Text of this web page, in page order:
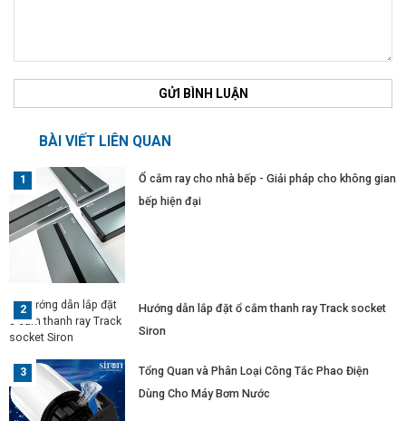
GỬI BÌNH LUẬN
BÀI VIẾT LIÊN QUAN
Ổ cắm ray cho nhà bếp - Giải pháp cho không gian
bếp hiện đại
Hướng dẫn lắp đặt ổ cắm thanh ray Track socket
Siron
Tổng Quan và Phân Loại Công Tắc Phao Điện
Dùng Cho Máy Bơm Nước